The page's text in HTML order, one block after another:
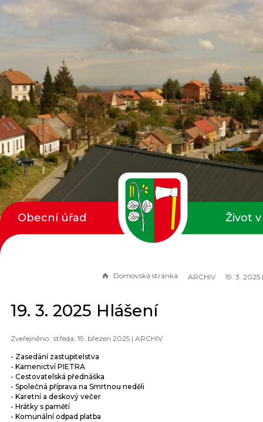
Domovská stránka ARCHIV 19. 3. 2025
19. 3. 2025 Hlášení
středa, 19. březen 2025 | ARCHIV
- Zasedání zastupitelstva
- Kamenictví PIETRA
- Cestovatelská přednáška
- Společná příprava na Smrtnou neděli
- Karetní a deskový večer
- Hrátky s pamětí
- Komunální odpad platba
Obecní úřad Život